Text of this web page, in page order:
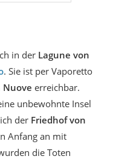
in der Lagune von
. Sie ist per Vaporetto
Nuove erreichbar.
unbewohnte Insel
der Friedhof von
Anfang an mit
die Toten